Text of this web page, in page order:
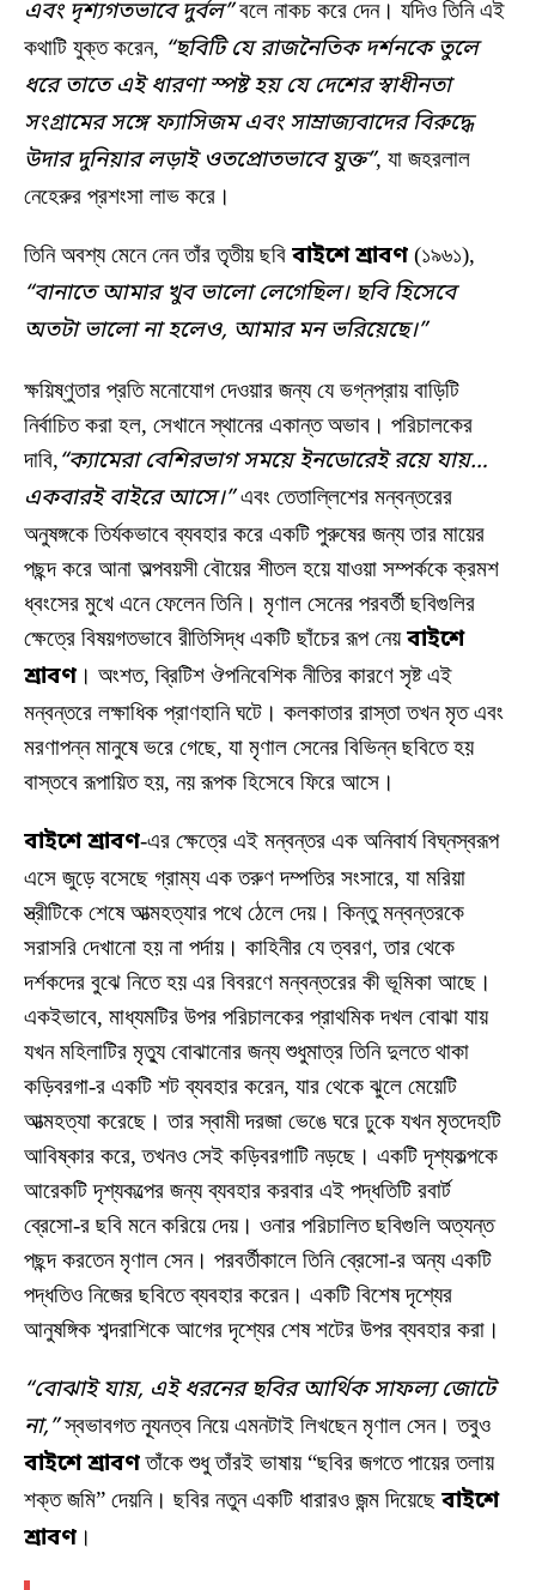
এবং দৃশ্যগতভাবে দুর্বল”বলে নাকচ করে দেন। যদিও তিনি এই
কথাটি যুক্ত করেন, “ছবিটি যে রাজনৈতিক দর্শনকে তুলে
ধরে তাতে এই ধারণা স্পষ্ট হয় যে দেশের স্বাধীনতা
সংগ্রামের সঙ্গে ফ্যাসিজম এবং সাম্রাজ্যবাদের বিরুদ্ধে
উদার দুনিয়ার লড়াই ওতপ্রোতভাবে যুক্ত”, যা জহরলাল
নেহেরুর প্রশংসা লাভ করে।
তিনি অবশ্য মেনে নেন তাঁর তৃতীয় ছবি বাইশে শ্রাবণ (১৯৬১),
“বানাতে আমার খুব ভালো লেগেছিল। ছবি হিসেবে
অতটা ভালো না হলেও, আমার মন ভরিয়েছে।”
ক্ষয়িষ্ণুতার প্রতি মনোযোগ দেওয়ার জন্য যে ভগ্নপ্রায় বাড়িটি
নির্বাচিত করা হল, সেখানে স্থানের একান্ত অভাব। পরিচালকের
দাবি,“ক্যামেরা বেশিরভাগ সময়ে ইনডোরেই রয়ে যায়…
একবারই বাইরে আসে।”এবং তেতাল্লিশের মন্বন্তরের
অনুষঙ্গকে তির্যকভাবে ব্যবহার করে একটি পুরুষের জন্য তার মায়ের
পছন্দ করে আনা অল্পবয়সী বৌয়ের শীতল হয়ে যাওয়া সম্পর্ককে ক্রমশ
ধ্বংসের মুখে এনে ফেলেন তিনি। মৃণাল সেনের পরবর্তী ছবিগুলির
ক্ষেত্রে বিষয়গতভাবে রীতিসিদ্ধ একটি ছাঁচের রূপ নেয়বাইশে
শ্রাবণ । অংশত, ব্রিটিশ ঔপনিবেশিক নীতির কারণে সৃষ্ট এই
মন্বন্তরে লক্ষাধিক প্রাণহানি ঘটে। কলকাতার রাস্তা তখন মৃত এবং
মরণাপন্ন মানুষে ভরে গেছে, যা মৃণাল সেনের বিভিন্ন ছবিতে হয়
বাস্তবে রূপায়িত হয়, নয় রূপক হিসেবে ফিরে আসে।
বাইশে শ্রাবণ-এর ক্ষেত্রে এই মন্বন্তর এক অনিবার্য বিঘ্নস্বরূপ
এসে জুড়ে বসেছে গ্রাম্য এক তরুণ দম্পতির সংসারে, যা মরিয়া
স্ত্রীটিকে শেষে আত্মহত্যার পথে ঠেলে দেয়। কিন্তু মন্বন্তরকে
সরাসরি দেখানো হয় না পর্দায়। কাহিনীর যে ত্বরণ, তার থেকে
দর্শকদের বুঝে নিতে হয় এর বিবরণে মন্বন্তরের কী ভূমিকা আছে।
একইভাবে, মাধ্যমটির উপর পরিচালকের প্রাথমিক দখল বোঝা যায়
যখন মহিলাটির মৃত্যু বোঝানোর জন্য শুধুমাত্র তিনি দুলতে থাকা
কড়িবরগা-র একটি শট ব্যবহার করেন, যার থেকে ঝুলে মেয়েটি
আত্মহত্যা করেছে। তার স্বামী দরজা ভেঙে ঘরে ঢুকে যখন মৃতদেহটি
আবিষ্কার করে, তখনও সেই কড়িবরগাটি নড়ছে। একটি দৃশ্যকল্পকে
আরেকটি দৃশ্যকল্পের জন্য ব্যবহার করবার এই পদ্ধতিটি রবার্ট
ব্রেসো-র ছবি মনে করিয়ে দেয়। ওনার পরিচালিত ছবিগুলি অত্যন্ত
পছন্দ করতেন মৃণাল সেন। পরবর্তীকালে তিনি ব্রেসো-র অন্য একটি
পদ্ধতিও নিজের ছবিতে ব্যবহার করেন। একটি বিশেষ দৃশ্যের
আনুষঙ্গিক শব্দরাশিকে আগের দৃশ্যের শেষ শটের উপর ব্যবহার করা।
“বোঝাই যায়, এই ধরনের ছবির আর্থিক সাফল্য জোটে
না,”স্বভাবগত ন্যূনত্ব নিয়ে এমনটাই লিখছেন মৃণাল সেন। তবুও
বাইশে শ্রাবণতাঁকে শুধু তাঁরই ভাষায় “ছবির জগতে পায়ের তলায়
শক্ত জমি” দেয়নি। ছবির নতুন একটি ধারারও জন্ম দিয়েছে বাইশে
শ্রাবণ ।